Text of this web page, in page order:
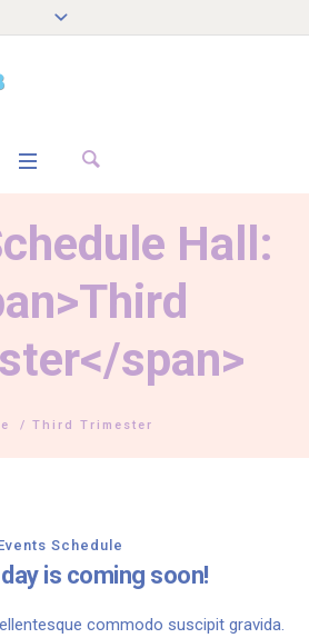
Hall:
span>
/ Third Trimester
Schedule
is coming soon!
commodo suscipit gravida.